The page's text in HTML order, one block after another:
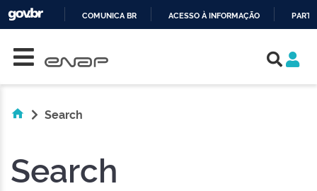
COMUNICA BR ACESSO À INFORMAÇÃO
Search
Search